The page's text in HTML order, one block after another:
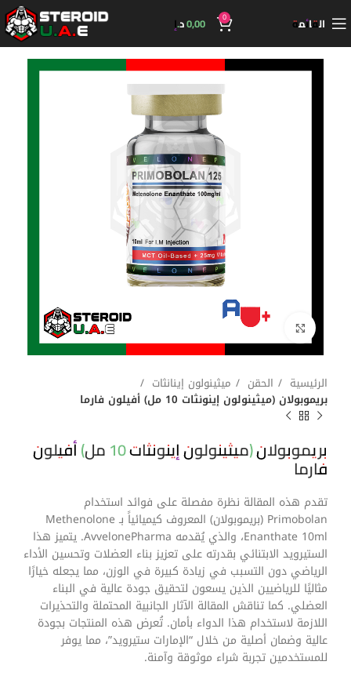
القائمة 0
0,00د.إ
اضغط للتكبير
الرئيسية الحقن
ميثينولون إينانثات
بريموبولان (ميثينولون إينونثات 10 مل) أفيلون فارما
بريموبولان (ميثينولون إينونثات 10 مل) أفيلون
فارما
تقدم هذه المقالة نظرة مفصلة على فوائد استخدام
Primobolan (بريموبولان) المعروف كيميائياً بـ Methenolone
Enanthate 10ml، والذي يُقدمه AvvelonePharma. يتميز هذا
الستيرويد الابتنائي بقدرته على تعزيز بناء العضلات وتحسين الأداء
الرياضي دون التسبب في زيادة كبيرة في الوزن، مما يجعله خيارًا
مثاليًا للرياضيين الذين يسعون لتحقيق جودة عالية في البناء
العضلي. كما تناقش المقالة الآثار الجانبية المحتملة والتحذيرات
اللازمة لاستخدام هذا الدواء بأمان. تُعرض هذه المنتجات بجودة
عالية وضمان أصلية من خلال “الإمارات ستيرويد”، مما يوفر
للمستخدمين تجربة شراء موثوقة وآمنة.